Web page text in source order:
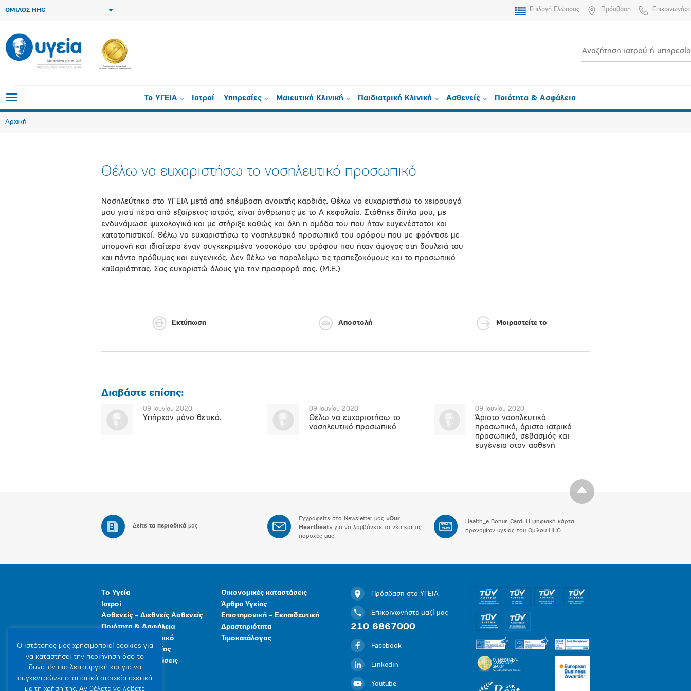
ΟΜΙΛΟΣ HHG Επιλογή Γλώσσας Πρόσβαση
Το ΥΓΕΙΑ Ιατροί Υπηρεσίες Μαιευτική Κλινική Παιδιατρική Κλινική Ασθενείς Ποιότητα & Ασφάλεια
Αρχική
Θέλω να ευχαριστήσω το νοσηλευτικό προσωπικό
Νοσηλεύτηκα στο ΥΓΕΙΑ μετά από επέμβαση ανοιχτής καρδιάς. Θέλω να ευχαριστήσω το χειρουργό
μου γιατί πέρα από εξαίρετος ιατρός, είναι άνθρωπος με το Α κεφαλαίο. Στάθηκε δίπλα μου, με
ενδυνάμωσε ψυχολογικά και με στήριξε καθώς και όλη η ομάδα του που ήταν ευγενέστατοι και
κατατοπιστικοί. Θέλω να ευχαριστήσω το νοσηλευτικό προσωπικό του ορόφου που με φρόντισε με
υπομονή και ιδιαίτερα έναν συγκεκριμένο νοσοκόμο του ορόφου που ήταν άψογος στη δουλειά του
και πάντα πρόθυμος και ευγενικός. Δεν θέλω να παραλείψω τις τραπεζοκόμους και το προσωπικό
καθαριότητας. Σας ευχαριστώ όλους για την προσφορά σας. (Μ.Ε.)
Εκτύπωση Αποστολή Μοιραστείτε το
Διαβάστε επίσης:
09 Ιουνίου 2020
Υπήρχαν μόνο θετικά.
09 Ιουνίου 2020
Θέλω να ευχαριστήσω το
νοσηλευτικό προσωπικό
09 Ιουνίου 2020
Άριστο νοσηλευτικό
προσωπικό, άριστο ιατρικό
προσωπικό, σεβασμός και
ευγένεια στον ασθενή
Δείτε τα περιοδικά μας
Εγγραφείτε στο Newsletter μας «Our
Heartbeat» για να λαμβάνετε τα νέα και τις
παροχές μας.
BONUS
CARD
Health_e Bonus Card: H ψηφιακή κάρτα
προνομίων υγείας του Ομίλου HHG
Το Υγεία
Ιατροί
Ασθενείς – Διεθνείς Ασθενείς
Ποιότητα & Ασφάλεια
Ανθρώπινο Δυναμικό
Προγράμματα Υγείας
Γενικές Εγκαταστάσεις
Οικονομικές καταστάσεις
Άρθρα Υγείας
Επιστημονική – Εκπαιδευτική
Δραστηριότητα
Τιμοκατάλογος
Πρόσβαση στο ΥΓΕΙΑ
Επικοινωνήστε μαζί μας
210 6867000
Facebook
Linkedin
Youtube
Ο ιστότοπoς μας χρησιμοποιεί cookies για
να καταστήσει την περιήγηση όσο το
δυνατόν πιο λειτουργική και για να
συγκεντρώνει στατιστικά στοιχεία σχετικά
με τη χρήση της. Αν θέλετε να λάβετε